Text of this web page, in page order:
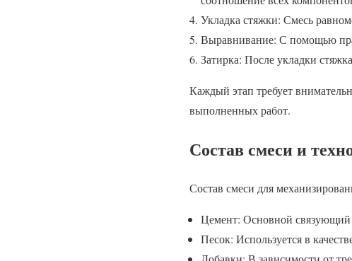
Укладка стяжки: Смесь
Выравнивание: С помощью
Затирка: После укладки
Каждый этап требует
выполненных работ.
Состав смеси и
Состав смеси для
Цемент: Основной связующий
Песок: Используется в